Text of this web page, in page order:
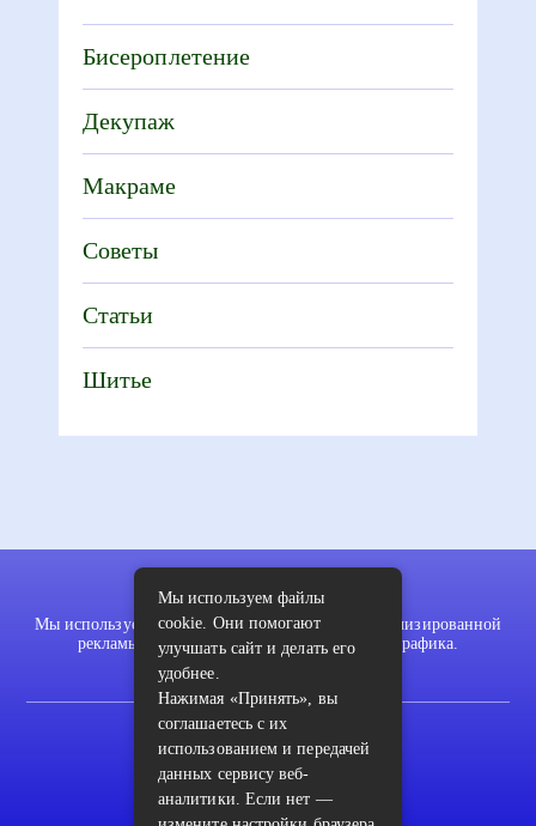
Бисероплетение
Декупаж
Макраме
Советы
Статьи
Шитье
Мы используем файлы cookie для показа персонализированной
рекламы и/или контента и анализа нашего трафика.
Карта сайта
Мы используем файлы
cookie. Они помогают
улучшать сайт и делать его
удобнее.
Нажимая «Принять», вы
соглашаетесь с их
использованием и передачей
данных сервису веб-
аналитики. Если нет —